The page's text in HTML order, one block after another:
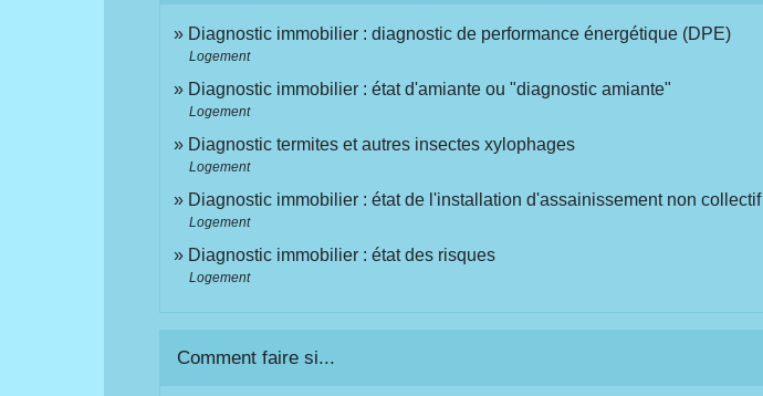
Diagnostic immobilier : diagnostic de performance énergétique (DPE)
Logement
Diagnostic immobilier : état d'amiante ou "diagnostic amiante"
Logement
Diagnostic termites et autres insectes xylophages
Logement
Diagnostic immobilier : état de l'installation d'assainissement non collectif
Logement
Diagnostic immobilier : état des risques
Logement
Comment faire si...